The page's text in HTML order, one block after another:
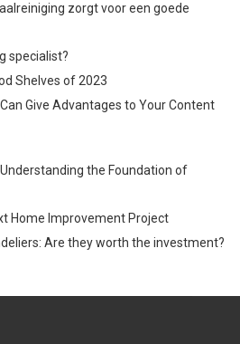
zorgt voor een goede
specialist?
Shelves of 2023
Give Advantages to Your Content
the Foundation of
Home Improvement Project
Are they worth the investment?